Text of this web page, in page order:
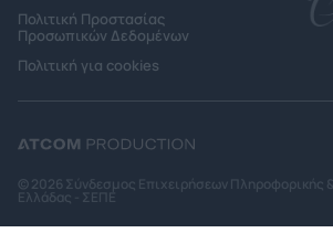
Πολιτική Προστασίας
Προσωπικών Δεδομένων
Πολιτική για cookies
© 2026 Σύνδεσμος Επιχειρήσεων Πληροφορικής
Ελλάδας - ΣΕΠΕ